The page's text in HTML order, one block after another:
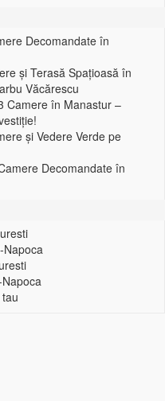
Decomandate în
și Terasă Spațioasă în
Văcărescu
Camere în Manastur –
și Vedere Verde pe
Decomandate în
Napoca